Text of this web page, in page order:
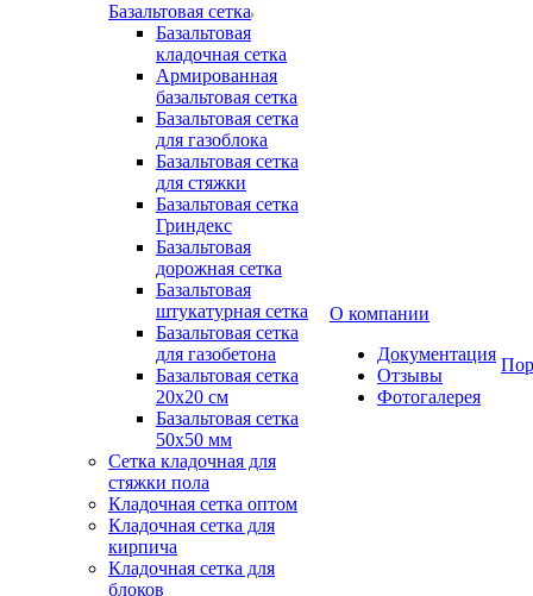
Базальтовая сетка
Базальтовая
кладочная сетка
Армированная
базальтовая сетка
Базальтовая сетка
для газоблока
Базальтовая сетка
для стяжки
Базальтовая сетка
Гриндекс
Базальтовая
дорожная сетка
Базальтовая
штукатурная сетка
Базальтовая сетка
для газобетона
Базальтовая сетка
20x20 см
Базальтовая сетка
50x50 мм
Сетка кладочная для
стяжки пола
Кладочная сетка оптом
Кладочная сетка для
кирпича
Кладочная сетка для
блоков
О компании
Документация
Отзывы
Фотогалерея